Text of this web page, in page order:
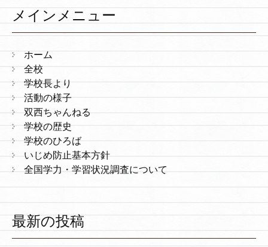
メインメニュー
ホーム
全校
学校長より
活動の様子
双西ちゃんねる
学校の歴史
学校のひろば
いじめ防止基本方針
全国学力・学習状況調査について
最新の投稿